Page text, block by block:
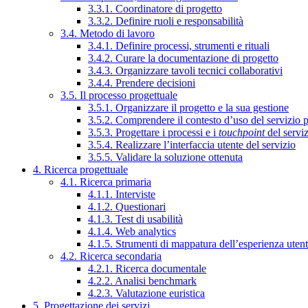
3.3.1. Coordinatore di progetto
3.3.2. Definire ruoli e responsabilità
3.4. Metodo di lavoro
3.4.1. Definire processi, strumenti e rituali
3.4.2. Curare la documentazione di progetto
3.4.3. Organizzare tavoli tecnici collaborativi
3.4.4. Prendere decisioni
3.5. Il processo progettuale
3.5.1. Organizzare il progetto e la sua gestione
3.5.2. Comprendere il contesto d’uso del servizio
3.5.3. Progettare i processi e i touchpointdel
3.5.4. Realizzare l’interfaccia utente del servizio
3.5.5. Validare la soluzione ottenuta
4. Ricerca progettuale
4.1. Ricerca primaria
4.1.1. Interviste
4.1.2. Questionari
4.1.3. Test di usabilità
4.1.4. Web analytics
4.1.5. Strumenti di mappatura dell’esperienza
4.2. Ricerca secondaria
4.2.1. Ricerca documentale
4.2.2. Analisi benchmark
4.2.3. Valutazione euristica
5. Progettazione dei servizi